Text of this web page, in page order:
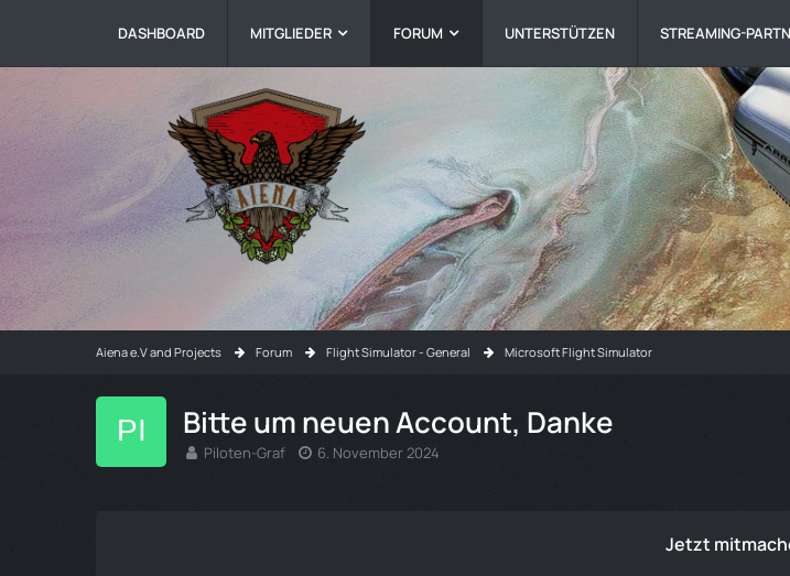
DASHBOARD MITGLIEDER FORUM UNTERSTÜTZEN STREAMING-
Aiena e.V and Projects Forum Flight Simulator - General Microsoft Flight Simulator
Bitte um neuen Account, Danke
Piloten-Graf 6. November 2024
Jetzt